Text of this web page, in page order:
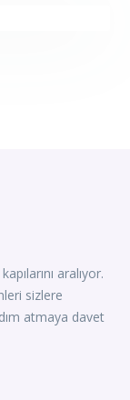
aralıyor.
sizlere
atmaya davet